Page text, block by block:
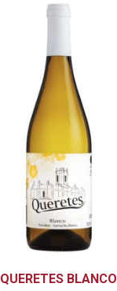
QUERETES BLANCO